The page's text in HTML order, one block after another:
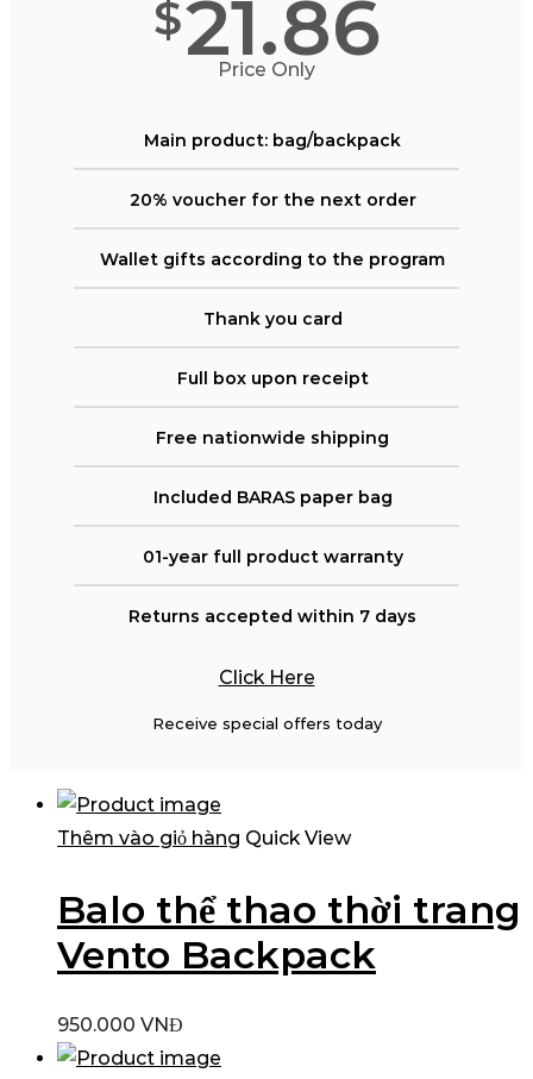
$21.86
Price Only
Main product: bag/backpack
20% voucher for the next order
Wallet gifts according to the program
Thank you card
Full box upon receipt
Free nationwide shipping
Included BARAS paper bag
01-year full product warranty
Returns accepted within 7 days
Click Here
Receive special offers today
Thêm vào giỏ hàng Quick View
Balo thể thao thời trang
Vento Backpack
950.000 VNĐ